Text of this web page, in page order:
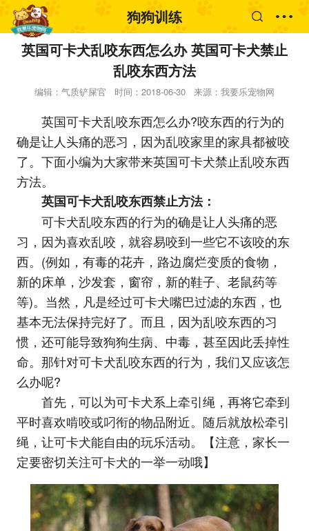
狗狗训练
英国可卡犬乱咬东西怎么办 英国可卡犬禁止
乱咬东西方法
编辑：气质铲屎官 时间：2018-06-30 来源：我要乐宠物网
英国可卡犬乱咬东西怎么办?咬东西的行为的
确是让人头痛的恶习，因为乱咬家里的家具都被咬
了。下面小编为大家带来英国可卡犬禁止乱咬东西
方法。
英国可卡犬乱咬东西禁止方法：
可卡犬乱咬东西的行为的确是让人头痛的恶
习，因为喜欢乱咬，就容易咬到一些它不该咬的东
西。(例如，有毒的花卉，路边腐烂变质的食物，
新的床单，沙发套，窗帘，新的鞋子、老鼠药等
等)。当然，凡是经过可卡犬嘴巴过滤的东西，也
基本无法保持完好了。而且，因为乱咬东西的习
惯，还可能导致狗狗生病、中毒，甚至因此丢掉性
命。那针对可卡犬乱咬东西的行为，我们又应该怎
么办呢?
首先，可以为可卡犬系上牵引绳，再将它牵到
平时喜欢啃咬或叼衔的物品附近。随后就放松牵引
绳，让可卡犬能自由的玩乐活动。【注意，家长一
定要密切关注可卡犬的一举一动哦】